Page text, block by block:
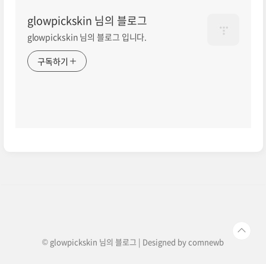
glowpickskin 님의 블로그
glowpickskin 님의 블로그 입니다.
구독하기
© glowpickskin 님의 블로그 | Designed bycomnewb